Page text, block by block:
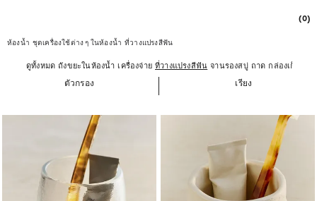
(0)
ห้องน้ำ ชุดเครื่องใช้ต่าง ๆ ในห้องน้ำ ที่วางแปรงสีฟัน
ดูทั้งหมด ถังขยะในห้องน้ำ เครื่องจ่าย ที่วางแปรงสีฟัน จานรองสบู่ ถาด กล่องเก็บเครื่
ตัวกรอง เรียง
ภาพเปลี่ยนเป็น 1 จาก 5 ภาพเปลี่ยนเป็น 1 จาก 5